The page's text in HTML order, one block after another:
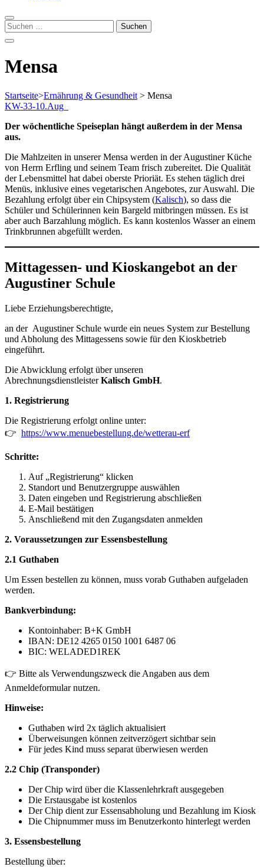
Suchen
nach:
Mensa
Startseite>Ernährung & Gesundheit > Mensa
KW-33-10.Aug_
Der wöchentliche Speiseplan hängt außerdem in der Mensa
aus.
Die Mahlzeiten in unserer Mensa werden in der Augustiner Küche
von Herrn Erfling und seinem Team frisch zubereitet. Die Qualität
der Lebensmittel hat dabei oberste Prioriät. Es stehen täglich drei
Menüs, inklusive eines vegetarischen Angebotes, zur Auswahl. Die
Bezahlung erfolgt über ein Chipsystem (Kalisch), so dass die
Schüler und Schülerinnen kein Bargeld mitbringen müssen. Es ist
aber auch Barzahlung möglich. Es kann kostenlos Wasser an einem
Trinkbrunnen abgefüllt werden.
Mittagessen- und Kioskangebot an der
Augustiner Schule
Liebe Erziehungsberechtigte,
an der Augustiner Schule wurde ein neues System zur Bestellung
und Abholung des Mittagessens sowie für den Kioskbetrieb
eingeführt.
Die Abwicklung erfolgt über unseren
AbrechnungsdienstleisterKalisch GmbH.
1. Registrierung
Die Registrierung erfolgt online unter:
👉 https://www.menuebestellung.de/wetterau-erf
Schritte:
Auf „Registrierung“ klicken
Standort und Benutzergruppe auswählen
Daten eingeben und Registrierung abschließen
E-Mail bestätigen
Anschließend mit den Zugangsdaten anmelden
2. Voraussetzungen zur Essensbestellung
2.1 Guthaben
Um Essen bestellen zu können, muss vorab Guthaben aufgeladen
werden.
Bankverbindung:
Kontoinhaber: B+K GmbH
IBAN: DE12 4265 0150 1001 6487 06
BIC: WELADED1REK
👉 Bitte als Verwendungszweck die Angaben aus dem
Anmeldeformular nutzen.
Hinweise:
Guthaben wird 2x täglich aktualisiert
Überweisungen können zeitverzögert sichtbar sein
Für jedes Kind muss separat überwiesen werden
2.2 Chip (Transponder)
Der Chip wird über die Klassenlehrkraft ausgegeben
Die Erstausgabe ist kostenlos
Der Chip dient zur Essensabholung und Bezahlung im Kiosk
Die Chipnummer muss im Benutzerkonto hinterlegt werden
3. Essensbestellung
Bestellung über: